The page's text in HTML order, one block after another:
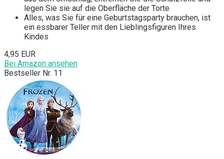
legen Sie sie auf die Oberfläche der Torte
Alles, was Sie für eine Geburtstagsparty brauchen, ist
ein essbarer Teller mit den Lieblingsfiguren Ihres
Kindes
4,95 EUR
Bei Amazon ansehen
Bestseller Nr. 11